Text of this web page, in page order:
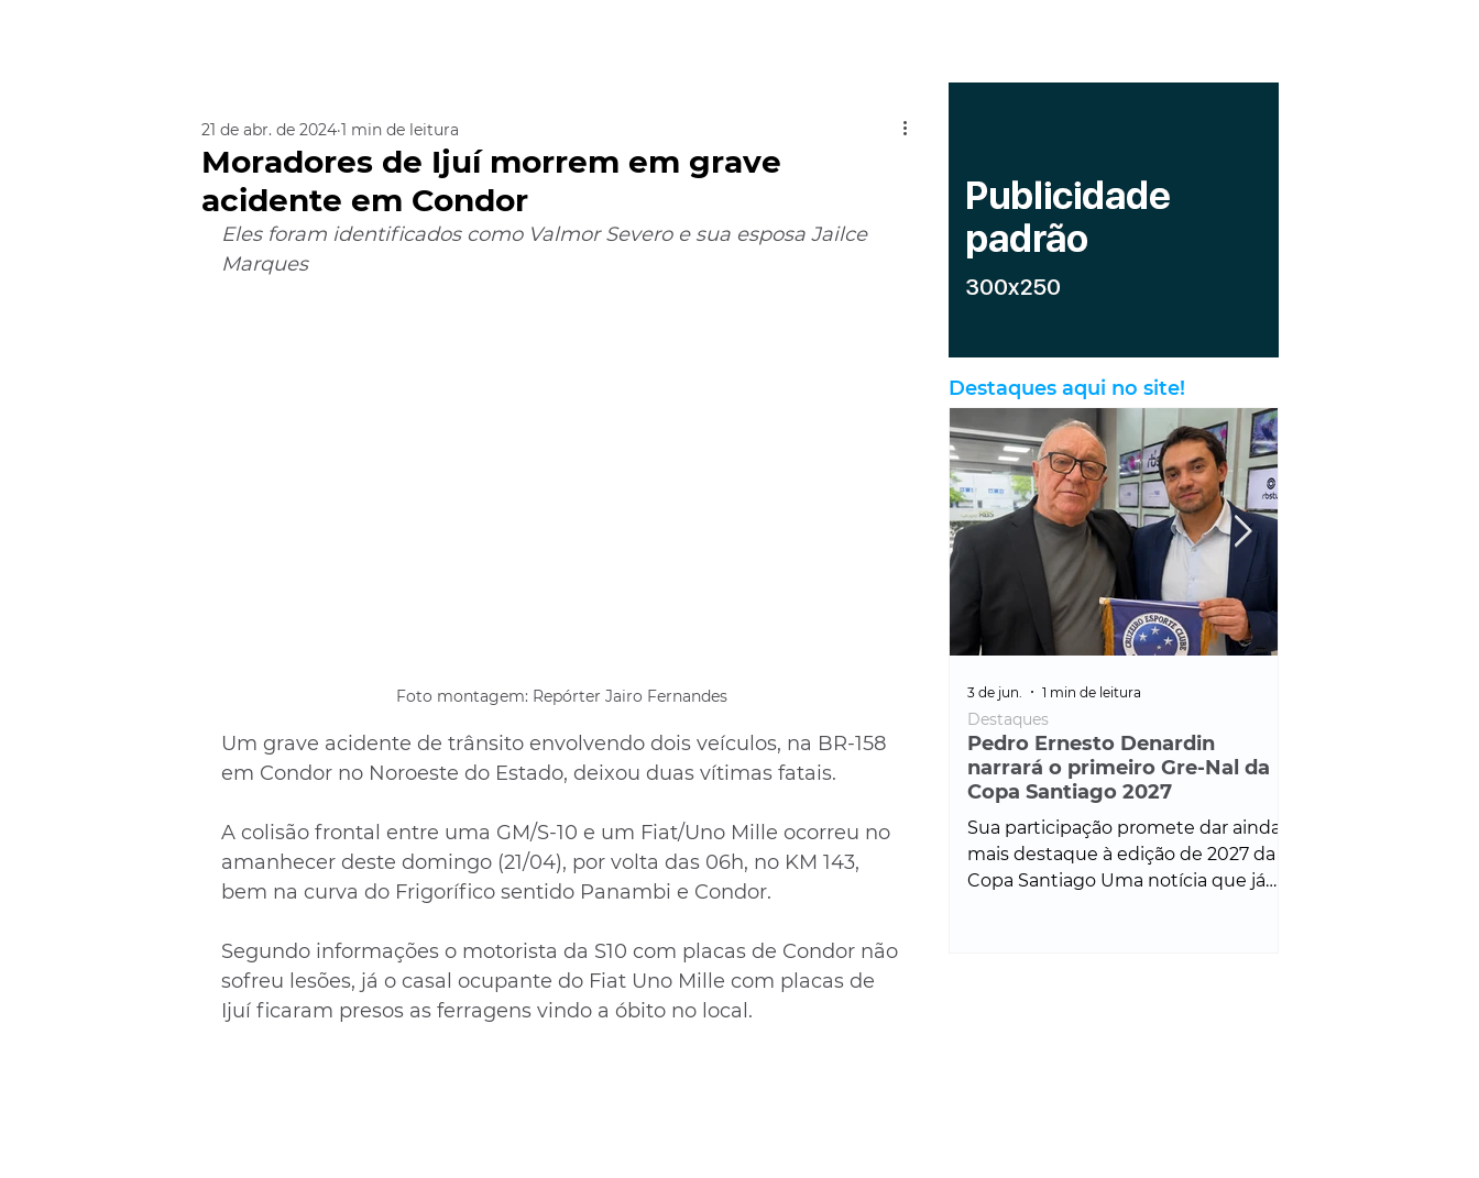
Moradores de Ijuí morrem em grave
acidente em Condor
21 de abr. de 2024 1 min de leitura
Eles foram identificados como Valmor Severo e sua esposa Jailce
Marques
Foto montagem: Repórter Jairo Fernandes
Um grave acidente de trânsito envolvendo dois veículos, na BR-158
em Condor no Noroeste do Estado, deixou duas vítimas fatais.
A colisão frontal entre uma GM/S-10 e um Fiat/Uno Mille ocorreu no
amanhecer deste domingo (21/04), por volta das 06h, no KM 143,
bem na curva do Frigorífico sentido Panambi e Condor.
Segundo informações o motorista da S10 com placas de Condor não
sofreu lesões, já o casal ocupante do Fiat Uno Mille com placas de
Ijuí ficaram presos as ferragens vindo a óbito no local.
Destaques aqui no site!
Pedro Ernesto Denardin
narrará o primeiro Gre-Nal da
Copa Santiago 2027
Sua participação promete dar ainda
mais destaque à edição de 2027 da
Copa Santiago Uma notícia que já
Destaques
3 de jun. 1 min de leitura